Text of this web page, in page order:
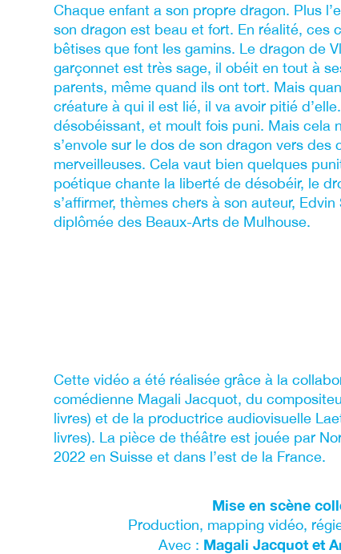
Chaque enfant a son propre dragon. Plus
son dragon est beau et fort. En réalité, ces
bêtises que font les gamins. Le dragon de
garçonnet est très sage, il obéit en tout à
parents, même quand ils ont tort. Mais
créature à qui il est lié, il va avoir pitié
désobéissant, et moult fois puni. Mais cela
s’envole sur le dos de son dragon vers des
merveilleuses. Cela vaut bien quelques
poétique chante la liberté de désobéir, le
s’affirmer, thèmes chers à son auteur,
diplômée des Beaux-Arts de Mulhouse.
Cette vidéo a été réalisée grâce à la
comédienne Magali Jacquot, du
livres) et de la productrice audiovisuelle
livres). La pièce de théâtre est jouée par
2022 en Suisse et dans l’est de la France.
Mise en scène
Production, mapping vidéo,
Avec : Magali Jacquot et